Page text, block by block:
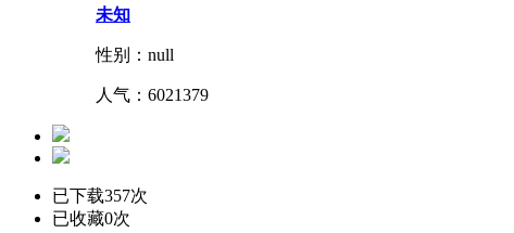
未知
性别：null
人气： 6021379
已下载357次
已收藏0次